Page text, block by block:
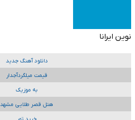
نوین ایرانا
دانلود آهنگ جدید
قیمت میلگردآجدار
به موزیک
هتل قصر طلایی مشهد